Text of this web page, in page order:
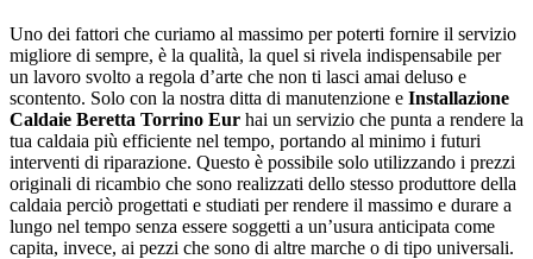
Uno dei fattori che curiamo al massimo per poterti fornire il servizio
migliore di sempre, è la qualità, la quel si rivela indispensabile per
un lavoro svolto a regola d’arte che non ti lasci amai deluso e
scontento. Solo con la nostra ditta di manutenzione e Installazione
Caldaie Beretta Torrino Eur hai un servizio che punta a rendere la
tua caldaia più efficiente nel tempo, portando al minimo i futuri
interventi di riparazione. Questo è possibile solo utilizzando i prezzi
originali di ricambio che sono realizzati dello stesso produttore della
caldaia perciò progettati e studiati per rendere il massimo e durare a
lungo nel tempo senza essere soggetti a un’usura anticipata come
capita, invece, ai pezzi che sono di altre marche o di tipo universali.